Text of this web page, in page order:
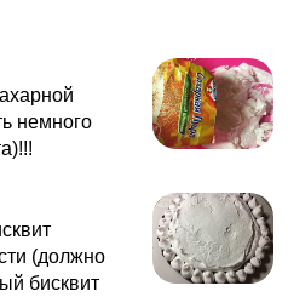
немного
(должно
бисквит